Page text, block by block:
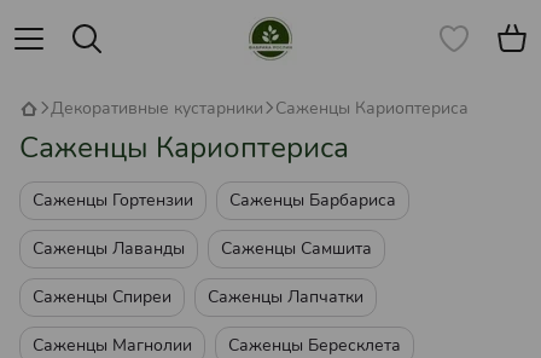
Декоративные кустарники Саженцы Кариоптериса
Саженцы Кариоптериса
Саженцы Гортензии Саженцы Барбариса
Саженцы Лаванды Саженцы Самшита
Саженцы Спиреи Саженцы Лапчатки
Саженцы Магнолии Саженцы Бересклета